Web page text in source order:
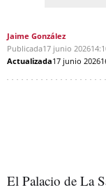
Jaime González
Publicada17 junio 2026
Actualizada17 junio 2026
El Palacio de La